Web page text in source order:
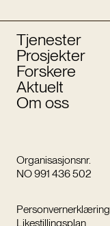
Organisasjonsnr.
NO 991 436 502
Personvernerklæring
Likestillingsplan
Tjenester
Prosjekter
Forskere
Aktuelt
Om oss